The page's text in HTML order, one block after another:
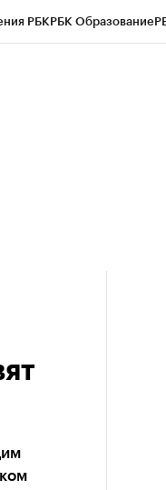
РБКРБК Образование